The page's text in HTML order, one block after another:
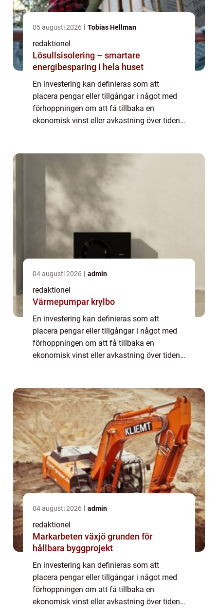
05 augusti 2026 Tobias Hellman
redaktionel
Lösullsisolering – smartare
energibesparing i hela huset
En investering kan definieras som att
placera pengar eller tillgångar i något med
förhoppningen om att få tillbaka en
ekonomisk vinst eller avkastning över tiden.
04 augusti 2026 admin
redaktionel
Värmepumpar krylbo
En investering kan definieras som att
placera pengar eller tillgångar i något med
förhoppningen om att få tillbaka en
ekonomisk vinst eller avkastning över tiden.
framtiden...
04 augusti 2026 admin
redaktionel
Markarbeten växjö grunden för
hållbara byggprojekt
En investering kan definieras som att
placera pengar eller tillgångar i något med
förhoppningen om att få tillbaka en
ekonomisk vinst eller avkastning över tiden.